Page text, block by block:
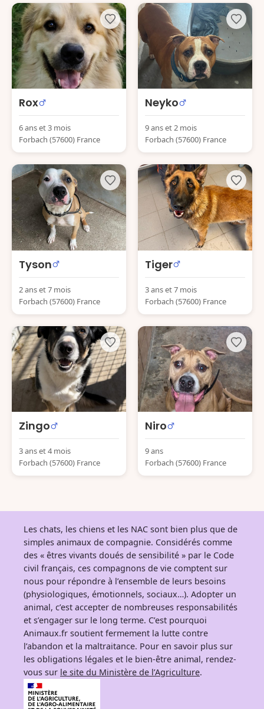
Rox
6 ans et 3 mois
Forbach (57600) France
Neyko
9 ans et 2 mois
Forbach (57600) France
Tyson
2 ans et 7 mois
Forbach (57600) France
Tiger
3 ans et 7 mois
Forbach (57600) France
Zingo
3 ans et 4 mois
Forbach (57600) France
Niro
9 ans
Forbach (57600) France
Les chats, les chiens et les NAC sont bien plus que de
simples animaux de compagnie. Considérés comme
des « êtres vivants doués de sensibilité » par le Code
civil français, ces compagnons de vie comptent sur
nous pour répondre à l’ensemble de leurs besoins
(physiologiques, émotionnels, sociaux…). Adopter un
animal, c’est accepter de nombreuses responsabilités
et s’engager sur le long terme. C’est pourquoi
Animaux.fr soutient fermement la lutte contre
l’abandon et la maltraitance. Pour en savoir plus sur
les obligations légales et le bien-être animal, rendez-
vous sur le site du Ministère de l’Agriculture.